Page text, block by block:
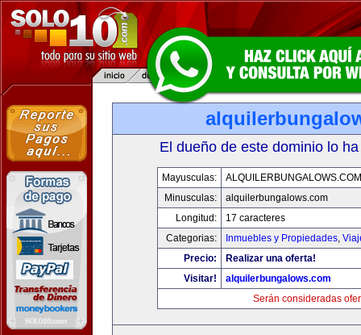
El dueño de este dominio lo
Mayusculas:
ALQUILERBUNGALOWS.COM
Minusculas:
alquilerbungalows.com
Longitud:
17 caracteres
Categorias:
Inmuebles y Propiedades,
Precio:
Realizar una oferta!
Visitar!
alquilerbungalows.com
Serán consideradas